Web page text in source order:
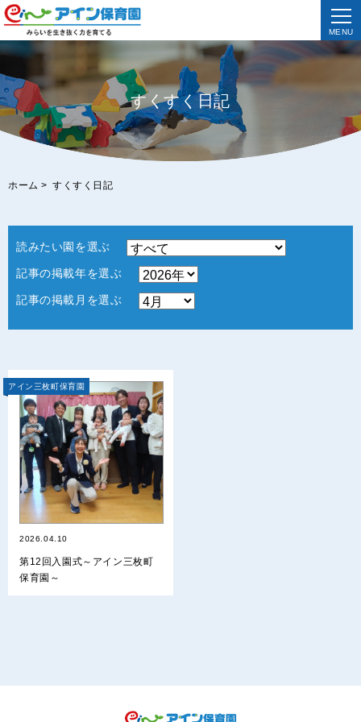
MENU
すくすく日記
ホーム > すくすく日記
読みたい園を選ぶ
記事の掲載年を選ぶ
記事の掲載月を選ぶ
アイン三枚町保育園
2026.04.10
第12回入園式～アイン三枚町
保育園～